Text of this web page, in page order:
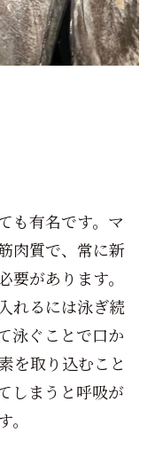
有名です。 マ
肉質で、常に新
があります。
れるには泳ぎ続
泳ぐことで口か
を取り込むこと
しまうと呼吸が